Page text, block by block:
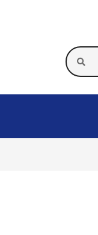
Etsi:
Haku